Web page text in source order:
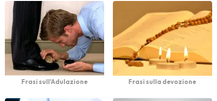
Frasi sull'Adulazione Frasi sulla devozione